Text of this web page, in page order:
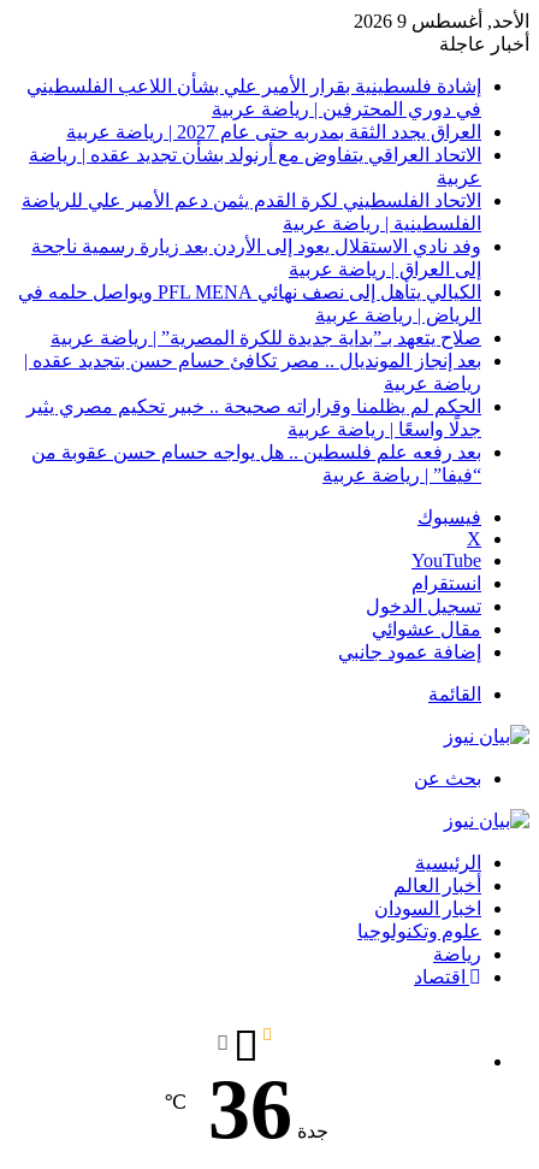
الأحد, أغسطس 9 2026
أخبار عاجلة
إشادة فلسطينية بقرار الأمير علي بشأن اللاعب الفلسطيني
في دوري المحترفين | رياضة عربية
العراق يجدد الثقة بمدربه حتى عام 2027 | رياضة عربية
الاتحاد العراقي يتفاوض مع أرنولد بشأن تجديد عقده | رياضة
عربية
الاتحاد الفلسطيني لكرة القدم يثمن دعم الأمير علي للرياضة
الفلسطينية | رياضة عربية
وفد نادي الاستقلال يعود إلى الأردن بعد زيارة رسمية ناجحة
إلى العراق | رياضة عربية
الكيالي يتأهل إلى نصف نهائي PFL MENA ويواصل حلمه في
الرياض | رياضة عربية
صلاح يتعهد بـ”بداية جديدة للكرة المصرية” | رياضة عربية
بعد إنجاز المونديال .. مصر تكافئ حسام حسن بتجديد عقده |
رياضة عربية
الحكم لم يظلمنا وقراراته صحيحة .. خبير تحكيم مصري يثير
جدلًا واسعًا | رياضة عربية
بعد رفعه علم فلسطين .. هل يواجه حسام حسن عقوبة من
“فيفا” | رياضة عربية
فيسبوك
‫X
‫YouTube
انستقرام
تسجيل الدخول
مقال عشوائي
إضافة عمود جانبي
القائمة
بحث عن
الرئيسية
أخبار العالم
اخبار السودان
علوم وتكنولوجيا
رياضة
اقتصاد
جدة 36
℃